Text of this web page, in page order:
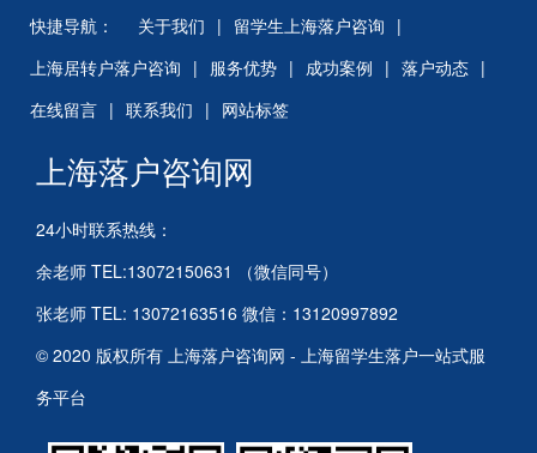
快捷导航： 关于我们 | 留学生上海落户咨询 |
上海居转户落户咨询 | 服务优势 | 成功案例 | 落户动态 |
在线留言 | 联系我们 | 网站标签
上海落户咨询网
24小时联系热线：
余老师 TEL:13072150631 （微信同号）
张老师 TEL: 13072163516 微信：13120997892
© 2020 版权所有 上海落户咨询网 - 上海留学生落户一站式服
务平台